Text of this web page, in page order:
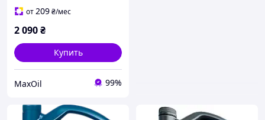
от209₴/мес
2 090₴
Купить
MaxOil 99%